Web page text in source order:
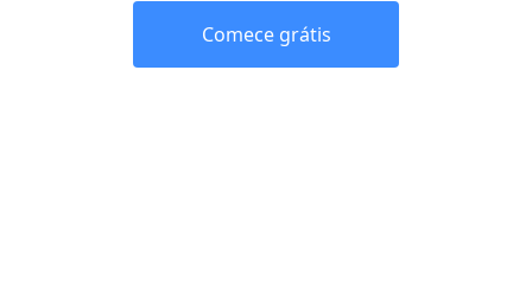
Comece grátis